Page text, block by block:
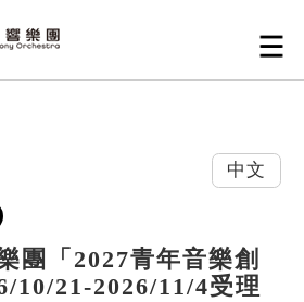
中文
團「2027青年音樂創
10/21-2026/11/4受理